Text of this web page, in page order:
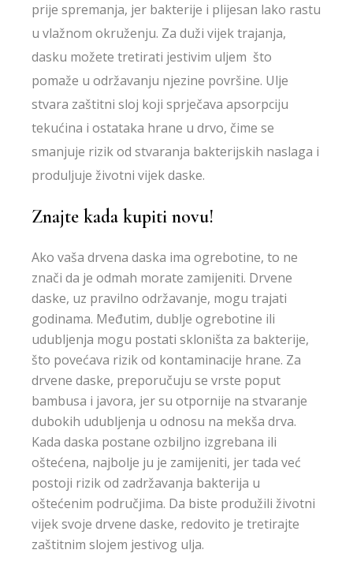
prije spremanja, jer bakterije i plijesan lako rastu
u vlažnom okruženju. Za duži vijek trajanja,
dasku možete tretirati jestivim uljem što
pomaže u održavanju njezine površine. Ulje
stvara zaštitni sloj koji sprječava apsorpciju
tekućina i ostataka hrane u drvo, čime se
smanjuje rizik od stvaranja bakterijskih naslaga i
produljuje životni vijek daske.
Znajte kada kupiti novu!
Ako vaša drvena daska ima ogrebotine, to ne
znači da je odmah morate zamijeniti. Drvene
daske, uz pravilno održavanje, mogu trajati
godinama. Međutim, dublje ogrebotine ili
udubljenja mogu postati skloništa za bakterije,
što povećava rizik od kontaminacije hrane. Za
drvene daske, preporučuju se vrste poput
bambusa i javora, jer su otpornije na stvaranje
dubokih udubljenja u odnosu na mekša drva.
Kada daska postane ozbiljno izgrebana ili
oštećena, najbolje ju je zamijeniti, jer tada već
postoji rizik od zadržavanja bakterija u
oštećenim područjima. Da biste produžili životni
vijek svoje drvene daske, redovito je tretirajte
zaštitnim slojem jestivog ulja.